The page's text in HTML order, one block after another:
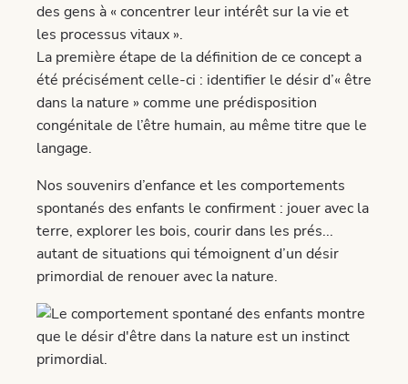
des gens à « concentrer leur intérêt sur la vie et
les processus vitaux ».
La première étape de la définition de ce concept a
été précisément celle-ci : identifier le désir d’« être
dans la nature » comme une prédisposition
congénitale de l’être humain, au même titre que le
langage.
Nos souvenirs d’enfance et les comportements
spontanés des enfants le confirment : jouer avec la
terre, explorer les bois, courir dans les prés...
autant de situations qui témoignent d’un désir
primordial de renouer avec la nature.